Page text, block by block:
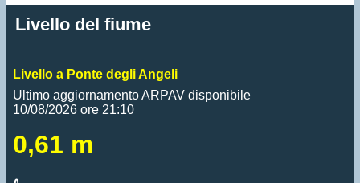
Livello del fiume
Livello a Ponte degli Angeli
Ultimo aggiornamento ARPAV disponibile
10/08/2026 ore 21:10
0,61 m